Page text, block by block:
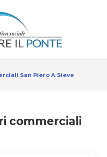
San Piero A Sieve
commerciali